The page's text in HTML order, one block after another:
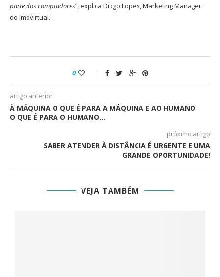
partedos compradores”, explica Diogo Lopes, Marketing Manager
do Imovirtual.
0
artigo anterior
À MÁQUINA O QUE É PARA A MÁQUINA E AO HUMANO
O QUE É PARA O HUMANO…
próximo artigo
SABER ATENDER À DISTÂNCIA É URGENTE E UMA
GRANDE OPORTUNIDADE!
VEJA TAMBÉM